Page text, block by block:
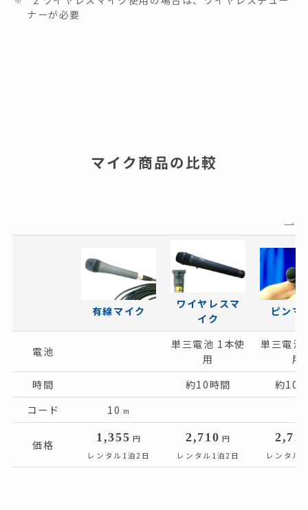
ナーが必要
マイク商品の比較
有線マイク
ワイヤレスマ
イク
ピンマ
電池
単三電池 1本使
用
単三電池
用
時間
約10時間
約10
コード
10 m
価格
1,355 円
レンタル1泊2日
2,710 円
レンタル1泊2日
レンタル